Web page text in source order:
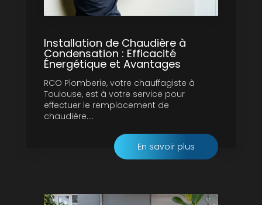
Installation de Chaudière à
Condensation : Efficacité
Énergétique et Avantages
RCO Plomberie, votre chauffagiste à
Toulouse, est à votre service pour
effectuer le remplacement de
chaudière....
En savoir plus